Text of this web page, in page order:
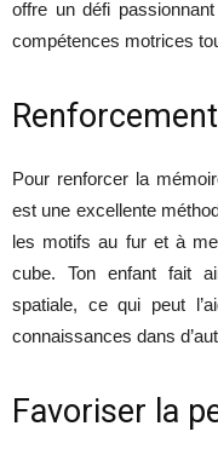
offre un défi
compétences motrices
Pour renforcer la
est une excellente
les motifs au fur et à
cube. Ton enfant fait
spatiale, ce qui peut
connaissances dans
Favoriser la